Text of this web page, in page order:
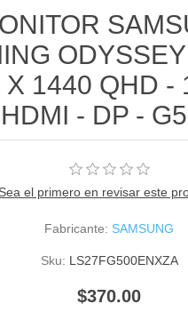
X 1440 QHD -
HDMI - DP -
Sea el primero en revisar este
Fabricante: SAMSUNG
Sku: LS27FG500ENXZA
$370.00